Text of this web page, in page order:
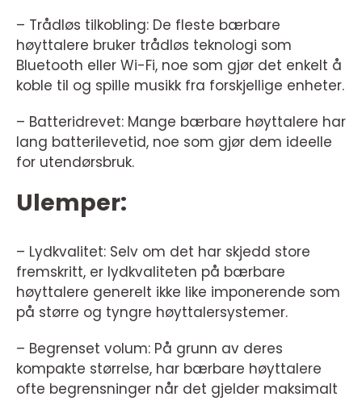
– Trådløs tilkobling: De fleste bærbare
høyttalere bruker trådløs teknologi som
Bluetooth eller Wi-Fi, noe som gjør det enkelt å
koble til og spille musikk fra forskjellige enheter.
– Batteridrevet: Mange bærbare høyttalere har
lang batterilevetid, noe som gjør dem ideelle
for utendørsbruk.
Ulemper:
– Lydkvalitet: Selv om det har skjedd store
fremskritt, er lydkvaliteten på bærbare
høyttalere generelt ikke like imponerende som
på større og tyngre høyttalersystemer.
– Begrenset volum: På grunn av deres
kompakte størrelse, har bærbare høyttalere
ofte begrensninger når det gjelder maksimalt